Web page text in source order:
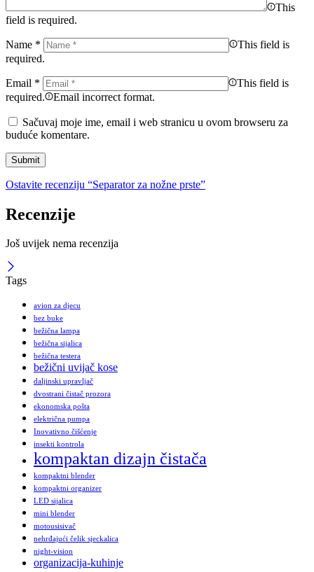
This
field is required.
Name *
This field is
required.
Email *
This field is
required.
Email incorrect format.
Sačuvaj moje ime, email i web stranicu u ovom browseru za
buduće komentare.
Ostavite recenziju “Separator za nožne prste”
Recenzije
Još uvijek nema recenzija
Tags
avion za djecu
bez buke
bežična lampa
bežična sijalica
bežična testera
bežični uvijač kose
daljinski upravljač
dvostrani čistač prozora
ekonomska pošta
električna pumpa
Inovativno čišćenje
insekti kontrola
kompaktan dizajn čistača
kompaktni blender
kompaktni organizer
LED sijalica
mini blender
motousisivač
nehrđajući čelik sjeckalica
night-vision
organizacija-kuhinje